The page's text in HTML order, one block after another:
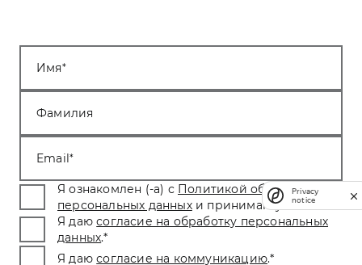
Имя
Фамилия
Email
Я ознакомлен (-а) с Политикой обработки
персональных данных и принимаю условия.
Я даю согласие на обработку персональных
данных.*
Я даю согласие на коммуникацию.*
Privacy
notice